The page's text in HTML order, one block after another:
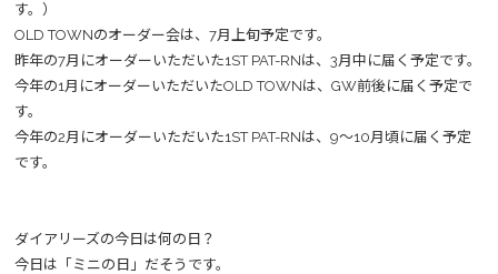
す。）
OLD TOWNのオーダー会は、7月上旬予定です。
昨年の7月にオーダーいただいた1ST PAT-RNは、3月中に届く予定です。
今年の1月にオーダーいただいたOLD TOWNは、GW前後に届く予定で
す。
今年の2月にオーダーいただいた1ST PAT-RNは、9～10月頃に届く予定
です。
ダイアリーズの今日は何の日？
今日は「ミニの日」だそうです。